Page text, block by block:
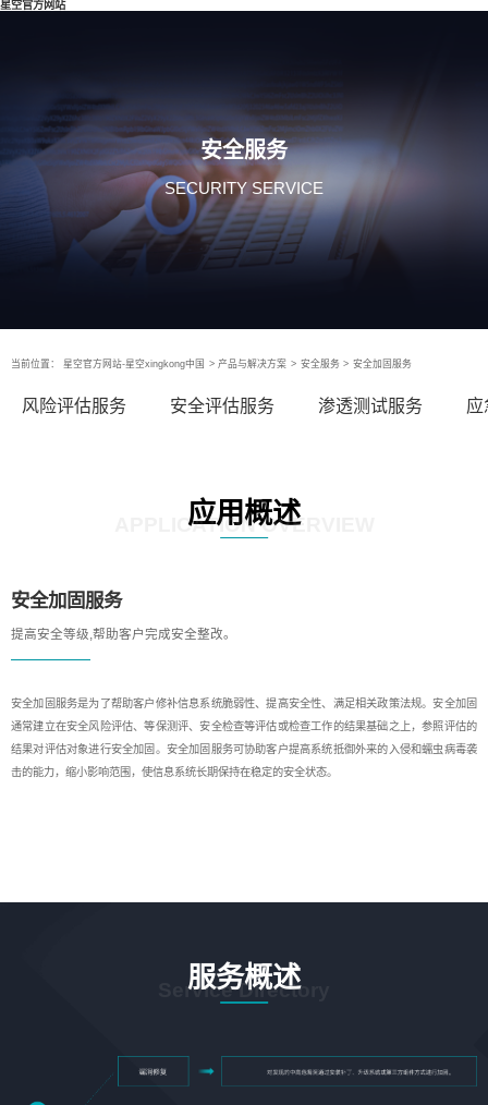
星空官方网站
安全服务
SECURITY SERVICE
当前位置： 星空官方网站-星空xingkong中国 > 产品与解决方案 > 安全服务 > 安全加固服务
风险评估服务 安全评估服务 渗透测试服务 应
应用概述
APPLICATION OVERVIEW
安全加固服务
提高安全等级,帮助客户完成安全整改。
安全加固服务是为了帮助客户修补信息系统脆弱性、提高安全性、满足相关政策法规。安全加固
通常建立在安全风险评估、等保测评、安全检查等评估或检查工作的结果基础之上，参照评估的
结果对评估对象进行安全加固。安全加固服务可协助客户提高系统抵御外来的入侵和蠕虫病毒袭
击的能力，缩小影响范围，使信息系统长期保持在稳定的安全状态。
服务概述
Service Directory